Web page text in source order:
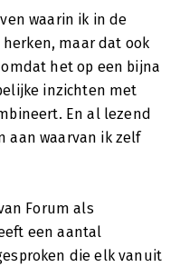
waarin ik in de
maar dat ook
het op een bijna
inzichten met
En al lezend
aan waarvan ik zelf
Forum als
een aantal
die elk vanuit